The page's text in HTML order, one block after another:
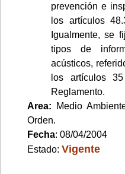
prevención e
los artículos
Igualmente, se
tipos de
acústicos,
los artículos
Reglamento.
Area: Medio
Orden.
Fecha: 08/04/2004
Estado: Vigente